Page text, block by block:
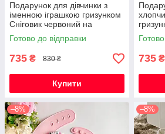
Подарунок для дівчинки з
іменною іграшкою гризунком
Сніговик червоний на
Новорічні свята
Готово до відправки
735 ₴ 830 ₴
Купити
на
735 ₴
–8% –8%